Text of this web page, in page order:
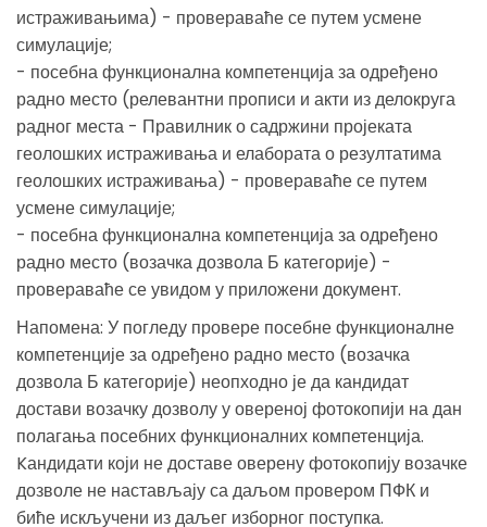
истраживањима) - провераваће се путем усмене
симулације;
- посебна функционална компетенција за одређено
радно место (релевантни прописи и акти из делокруга
радног места - Правилник о садржини пројеката
геолошких истраживања и елабората о резултатима
геолошких истраживања) - провераваће се путем
усмене симулације;
- посебна функционална компетенција за одређено
радно место (возачка дозвола Б категорије) -
провераваће се увидом у приложени документ.
Напомена: У погледу провере посебне функционалне
компетенције за одређено радно место (возачка
дозвола Б категорије) неопходно је да кандидат
достави возачку дозволу у овереној фотокопији на дан
полагања посебних функционалних компетенција.
Kандидати који не доставе оверену фотокопију возачке
дозволе не настављају са даљом провером ПФК и
биће искључени из даљег изборног поступка.